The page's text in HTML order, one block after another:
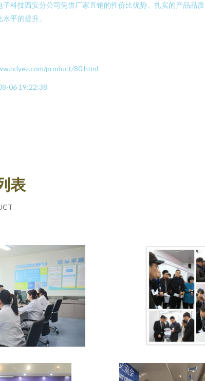
科技西安分公司凭借厂家直销的性价比优势、扎实的产品品
平的提升。
product/80.html
06 19:22:38
表